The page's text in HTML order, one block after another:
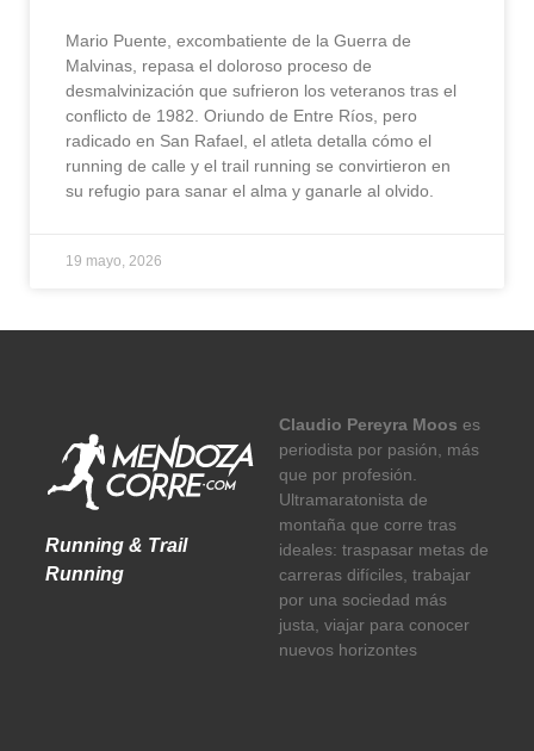
Mario Puente, excombatiente de la Guerra de
Malvinas, repasa el doloroso proceso de
desmalvinización que sufrieron los veteranos tras el
conflicto de 1982. Oriundo de Entre Ríos, pero
radicado en San Rafael, el atleta detalla cómo el
running de calle y el trail running se convirtieron en
su refugio para sanar el alma y ganarle al olvido.
19 mayo, 2026
Running & Trail
Running
Claudio Pereyra Moos es
periodista por pasión, más
que por profesión.
Ultramaratonista de
montaña que corre tras
ideales: traspasar metas de
carreras difíciles, trabajar
por una sociedad más
justa, viajar para conocer
nuevos horizontes